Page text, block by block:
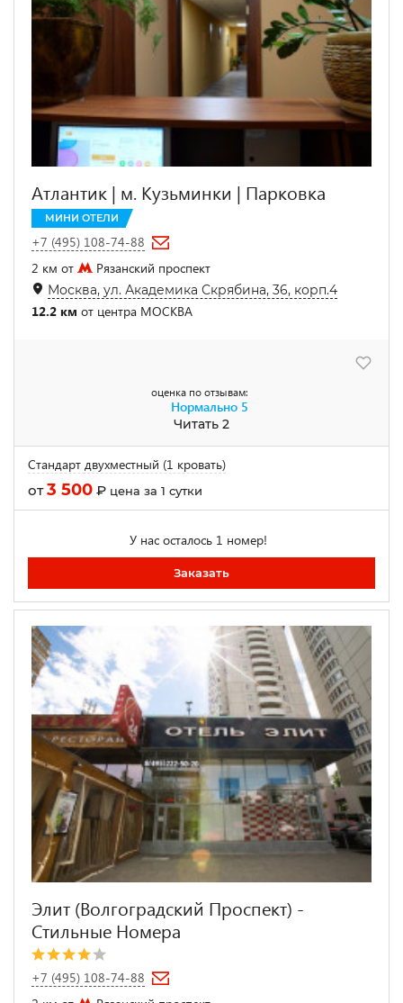
Атлантик | м. Кузьминки | Парковка
МИНИ ОТЕЛИ
+7 (495) 108-74-88
2 км от
Рязанский проспект
Москва, ул. Академика Скрябина, 36, корп.4
12.2 км от центра МОСКВА
оценка по отзывам:
Нормально 5
Читать 2
Стандарт двухместный (1 кровать)
от3 500 ₽ цена за 1 сутки
У нас осталось 1 номер!
Заказать
Элит (Волгоградский Проспект) -
Стильные Номера
+7 (495) 108-74-88